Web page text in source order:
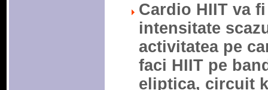
Cardio HIIT va
intensitate
activitatea pe
faci HIIT pe
eliptica, circuit